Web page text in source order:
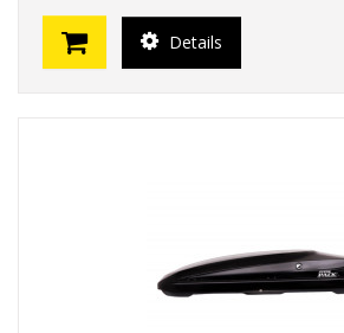
Details